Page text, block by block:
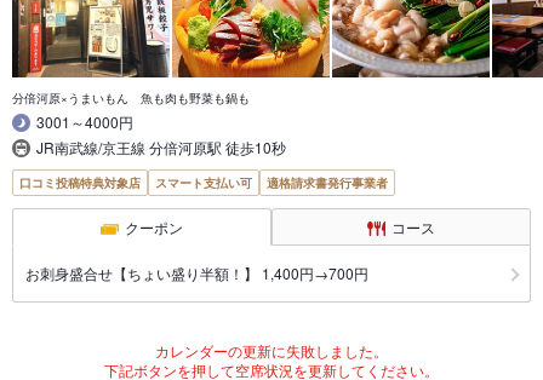
分倍河原×うまいもん 魚も肉も野菜も鍋も
3001～4000円
JR南武線/京王線 分倍河原駅 徒歩10秒
口コミ投稿特典対象店 スマート支払い可 適格請求書発行事業者
クーポン コース
お刺身盛合せ【ちょい盛り半額！】 1,400円→700円
カレンダーの更新に失敗しました。
下記ボタンを押して空席状況を更新してください。